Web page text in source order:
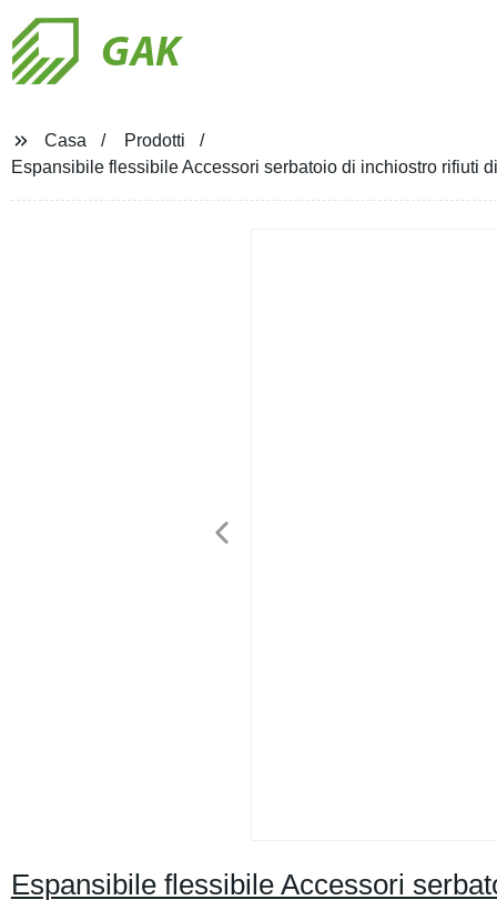
GAK
Casa
Prodotti
Espansibile flessibile Accessori serbatoio di inchiostro rifiuti
Espansibile flessibile Accessori